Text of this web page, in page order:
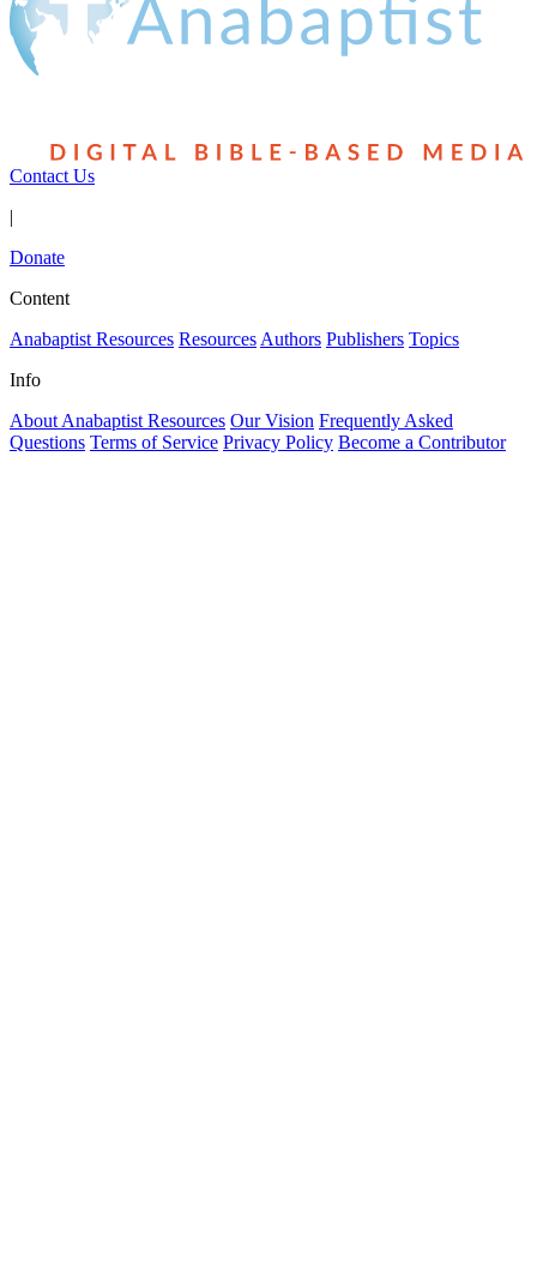
Contact Us
|
Donate
Content
Anabaptist Resources Resources Authors Publishers Topics
Info
About Anabaptist Resources Our Vision Frequently Asked
Questions Terms of Service Privacy Policy Become a Contributor